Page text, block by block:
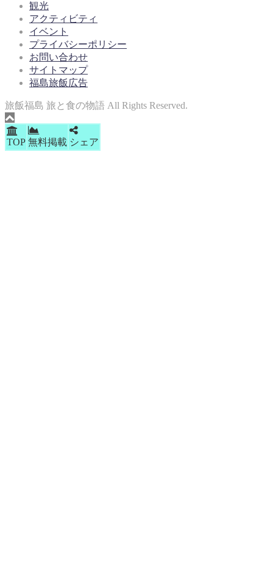
観光
アクティビティ
イベント
プライバシーポリシー
お問い合わせ
サイトマップ
福島旅飯広告
旅飯福島 旅と食の物語 All Rights Reserved.
TOP 無料掲載 シェア